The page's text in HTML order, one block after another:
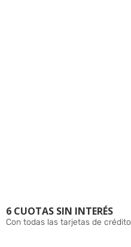
6 CUOTAS SIN INTERÉS
Con todas las tarjetas de crédito